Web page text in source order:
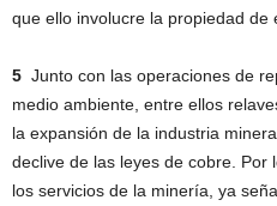
que ello involucre la propiedad de
5 Junto con las operaciones de
medio ambiente, entre ellos
la expansión de la industria
declive de las leyes de cobre. Por
los servicios de la minería, ya